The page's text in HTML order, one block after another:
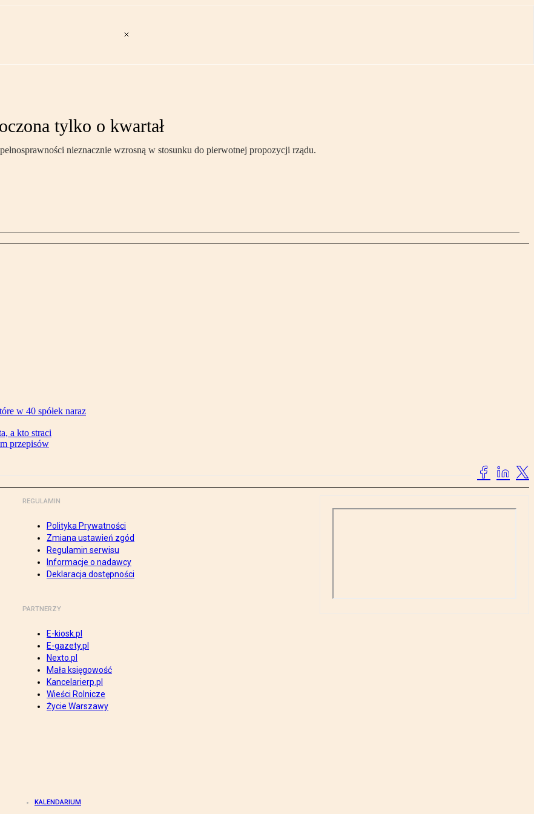
tylko o kwartał
nieznacznie wzrosną w stosunku do pierwotnej propozycji rządu.
w 40 spółek naraz
a kto straci
przepisów
REGULAMIN
Polityka Prywatności
Zmiana ustawień zgód
Regulamin serwisu
Informacje o nadawcy
Deklaracja dostępności
PARTNERZY
E-kiosk.pl
E-gazety.pl
Nexto.pl
Mała księgowość
Kancelarierp.pl
Wieści Rolnicze
Życie Warszawy
KALENDARIUM